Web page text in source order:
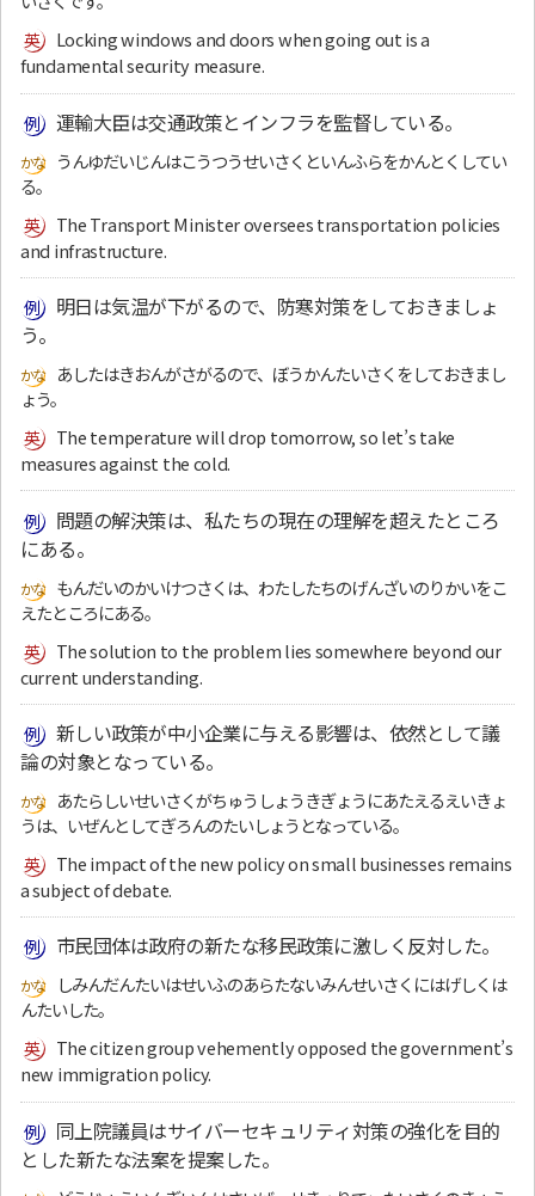
Locking windows and doors when going out is a
fundamental security measure.
運輸大臣は交通政策とインフラを監督している。
うんゆだいじんはこうつうせいさくといんふらをかんとくしてい
る。
The Transport Minister oversees transportation policies
and infrastructure.
明日は気温が下がるので、防寒対策をしておきましょ
う。
あしたはきおんがさがるので、ぼうかんたいさくをしておきまし
ょう。
The temperature will drop tomorrow, so let’s take
measures against the cold.
問題の解決策は、私たちの現在の理解を超えたところ
にある。
もんだいのかいけつさくは、わたしたちのげんざいのりかいをこ
えたところにある。
The solution to the problem lies somewhere beyond our
current understanding.
新しい政策が中小企業に与える影響は、依然として議
論の対象となっている。
あたらしいせいさくがちゅうしょうきぎょうにあたえるえいきょ
うは、いぜんとしてぎろんのたいしょうとなっている。
The impact of the new policy on small businesses remains
a subject of debate.
市民団体は政府の新たな移民政策に激しく反対した。
しみんだんたいはせいふのあらたないみんせいさくにはげしくは
んたいした。
The citizen group vehemently opposed the government’s
new immigration policy.
同上院議員はサイバーセキュリティ対策の強化を目的
とした新たな法案を提案した。